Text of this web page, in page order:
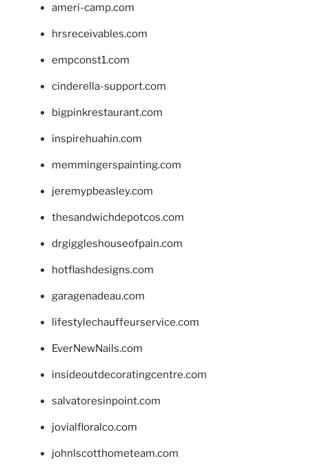
ameri-camp.com
hrsreceivables.com
empconst1.com
cinderella-support.com
bigpinkrestaurant.com
inspirehuahin.com
memmingerspainting.com
jeremypbeasley.com
thesandwichdepotcos.com
drgiggleshouseofpain.com
hotflashdesigns.com
garagenadeau.com
lifestylechauffeurservice.com
EverNewNails.com
insideoutdecoratingcentre.com
salvatoresinpoint.com
jovialfloralco.com
johnlscotthometeam.com